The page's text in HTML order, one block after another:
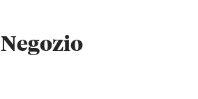
Negozio